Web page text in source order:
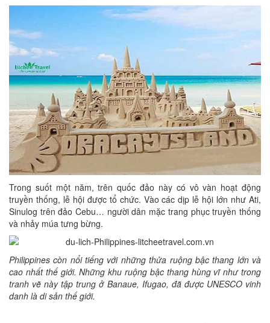
Trong suốt một năm, trên quốc đảo này có vô vàn hoạt động
truyền thống, lễ hội được tổ chức. Vào các dịp lễ hội lớn như Ati,
Sinulog trên đảo Cebu… người dân mặc trang phục truyền thống
và nhảy múa tưng bừng.
Philippines còn nổi tiếng với những thửa ruộng bậc thang lớn và
cao nhất thế giới. Những khu ruộng bậc thang hùng vĩ như trong
tranh vẽ này tập trung ở Banaue, Ifugao, đã được UNESCO vinh
danh là di sản thế giới.